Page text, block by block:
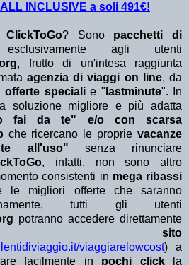
INCLUSIVE a soli 491€!
ClickToGo? Sono pacchetti di
agli utenti
, frutto di un'intesa raggiunta
agenzia di viaggi on line, da
offerte specialie " lastminute". In
soluzione migliore e più adatta
fai da te" e/o con scarsa
che ricercano le proprievacanze
all'uso" senza rinunciare
, infatti, non sono altro
consistenti in mega ribassi
le migliori offerte che saranno
tutti gli utenti
potranno accedere direttamente
sito
viaggiarelowcost) a
facilmente in pochi clickla